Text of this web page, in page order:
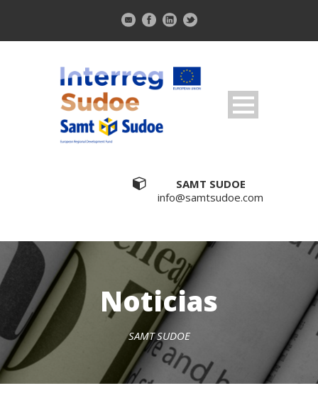
SAMT SUDOE
info@samtsudoe.com
Noticias
SAMT SUDOE